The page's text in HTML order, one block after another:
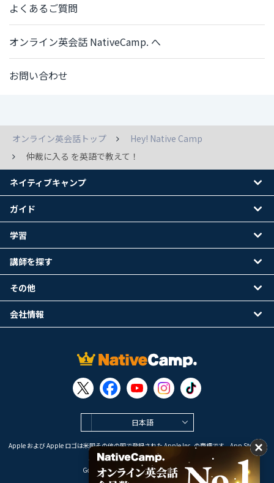
よくあるご質問
オンライン英会話 NativeCamp. へ
お問い合わせ
オンライン英会話トップ
Hey! Native Camp
仲裁に入る を英語で教えて！
日本語
Apple および Apple ロゴは米国その他の国で登録された Apple Inc. の商標です。App Store は
Apple Inc. のサービスマークです。
Google Play は Google LLC の商標です。
ネイティブキャンプ
ガイド
学習
講師を探す
その他
会社情報